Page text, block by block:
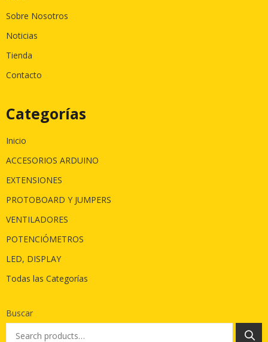
Sobre Nosotros
Noticias
Tienda
Contacto
Categorías
Inicio
ACCESORIOS ARDUINO
EXTENSIONES
PROTOBOARD Y JUMPERS
VENTILADORES
POTENCIÓMETROS
LED, DISPLAY
Todas las Categorías
Buscar